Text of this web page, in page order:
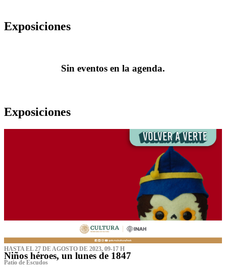
Exposiciones
Sin eventos en la agenda.
Exposiciones
HASTA EL 27 DE AGOSTO DE 2023, 09-17 H
Niños héroes, un lunes de 1847
Patio de Escudos